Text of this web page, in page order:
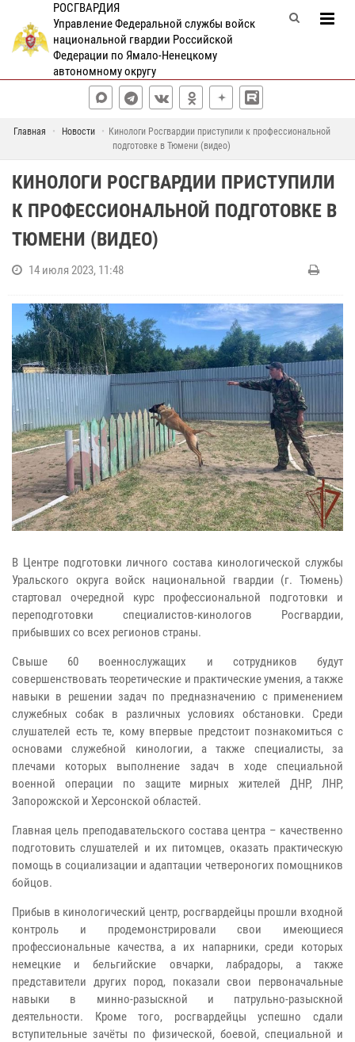
РОСГВАРДИЯ
Управление Федеральной службы войск
национальной гвардии Российской
Федерации по Ямало-Ненецкому
автономному округу
Главная Новости
Кинологи Росгвардии приступили к профессиональной
подготовке в Тюмени (видео)
КИНОЛОГИ РОСГВАРДИИ ПРИСТУПИЛИ
К ПРОФЕССИОНАЛЬНОЙ ПОДГОТОВКЕ В
ТЮМЕНИ (ВИДЕО)
14 июля 2023, 11:48
В Центре подготовки личного состава кинологической службы
Уральского округа войск национальной гвардии (г. Тюмень)
стартовал очередной курс профессиональной подготовки и
переподготовки специалистов-кинологов Росгвардии,
прибывших со всех регионов страны.
Свыше 60 военнослужащих и сотрудников будут
совершенствовать теоретические и практические умения, а также
навыки в решении задач по предназначению с применением
служебных собак в различных условиях обстановки. Среди
слушателей есть те, кому впервые предстоит познакомиться с
основами служебной кинологии, а также специалисты, за
плечами которых выполнение задач в ходе специальной
военной операции по защите мирных жителей ДНР, ЛНР,
Запорожской и Херсонской областей.
Главная цель преподавательского состава центра – качественно
подготовить слушателей и их питомцев, оказать практическую
помощь в социализации и адаптации четвероногих помощников
бойцов.
Прибыв в кинологический центр, росгвардейцы прошли входной
контроль и продемонстрировали свои имеющиеся
профессиональные качества, а их напарники, среди которых
немецкие и бельгийские овчарки, лабрадоры, а также
представители других пород, показали свои первоначальные
навыки в минно-разыскной и патрульно-разыскной
деятельности. Кроме того, росгвардейцы успешно сдали
вступительные зачёты по физической, боевой, специальной и